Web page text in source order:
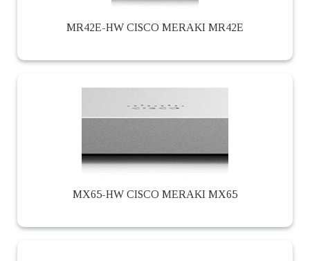
MR42E-HW CISCO MERAKI MR42E
MX65-HW CISCO MERAKI MX65